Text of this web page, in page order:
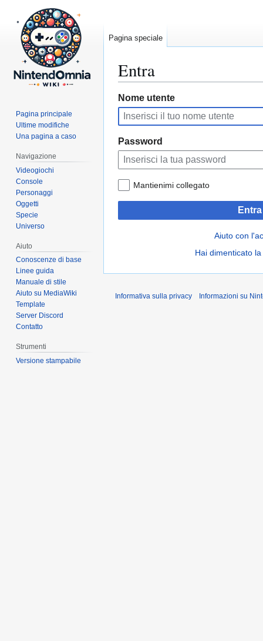
Entra
Vai
alla
navigazione
Vai
alla
ricerca
Nome utente
Password
Mantienimi collegato
Entra
Aiuto con
Hai dimenticato
Pagina speciale
Pagina principale
Ultime modifiche
Una pagina a caso
Navigazione
Videogiochi
Console
Personaggi
Oggetti
Specie
Universo
Aiuto
Conoscenze di base
Linee guida
Manuale di stile
Aiuto su MediaWiki
Template
Server Discord
Contatto
Strumenti
Versione stampabile
Informativa sulla privacy Informazioni su